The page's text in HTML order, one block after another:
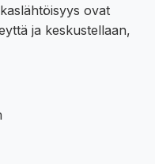
ovat
ja keskustellaan,